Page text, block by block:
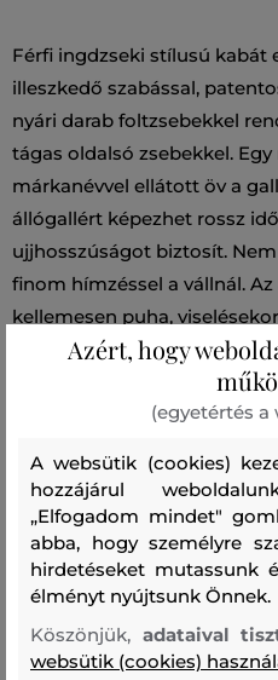
Férfi ingdzseki stílusú kabát
illeszkedő szabással,
nyári darab foltzsebekkel
tágas oldalsó zsebekkel.
márkanévvel ellátott öv a
állógallért képezhet rossz
ujjhosszúságot biztosít.
finom hímzéssel a vállnál.
kellemesen puha,
pamutszövetből készült,
viselése során. Könnyen
az informális ruhatár
Szabás/Típus REGULAR
0186MRUT3662-326-WA-
felső anyag
Azért, hogy
(egyetértés a
A websütik (cookies)
hozzájárul
„Elfogadom mindet"
abba, hogy személyre
hirdetéseket mutassunk
élményt nyújtsunk Önnek.
Köszönjük, adataival
websütik (cookies)